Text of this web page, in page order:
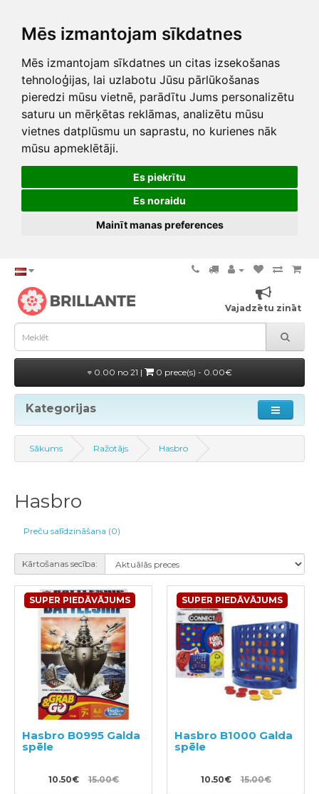
Mēs izmantojam sīkdatnes
Mēs izmantojam sīkdatnes un citas izsekošanas
tehnoloģijas, lai uzlabotu Jūsu pārlūkošanas
pieredzi mūsu vietnē, parādītu Jums personalizētu
saturu un mērķētas reklāmas, analizētu mūsu
vietnes datplūsmu un saprastu, no kurienes nāk
mūsu apmeklētāji.
Es piekrītu
Es noraidu
Mainīt manas preferences
Vajadzētu zināt
0.00 no 21 | 0 prece(s) - 0.00€
Kategorijas
Sākums Ražotājs Hasbro
Hasbro
Preču salīdzināšana (0)
Kārtošanas secība:
SUPER PIEDĀVĀJUMS
Hasbro B0995 Galda
spēle
10.50€ 15.00€
SUPER PIEDĀVĀJUMS
Hasbro B1000 Galda
spēle
10.50€ 15.00€